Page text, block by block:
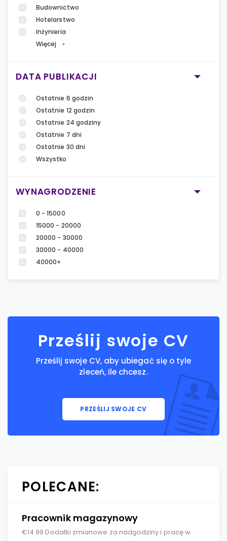
Budownictwo
Hotelarstwo
Inżynieria
Więcej
DATA PUBLIKACJI
Ostatnie 6 godzin
Ostatnie 12 godzin
Ostatnie 24 godziny
Ostatnie 7 dni
Ostatnie 30 dni
Wszystko
WYNAGRODZENIE
0 - 15000
15000 - 20000
20000 - 30000
30000 - 40000
40000+
Prześlij swoje CV
Prześlij swoje CV, aby ubiegać się o tyle
zleceń, ile chcesz.
PRZEŚLIJ SWOJE CV
POLECANE:
Pracownik magazynowy
€14.99 Dodatki zmianowe za nadgodziny i pracę w